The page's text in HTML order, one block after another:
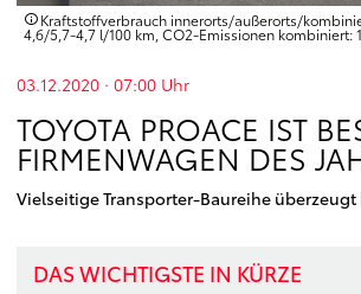
Kraftstoffverbrauch innerorts/außerorts/
4,6/5,7-4,7 l/100 km, CO2-Emissionen kombiniert:
03.12.2020 · 07:00 Uhr
TOYOTA PROACE IST
FIRMENWAGEN DES
Vielseitige Transporter-Baureihe überzeugt
DAS WICHTIGSTE IN KÜRZE